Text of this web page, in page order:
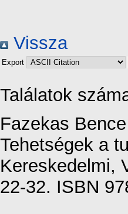
Vissza
Export
Találatok
Fazekas Bence
Tehetségek a
Kereskedelmi,
22-32. ISBN